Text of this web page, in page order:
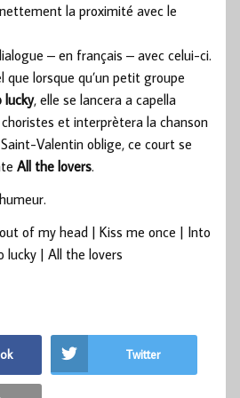
la proximité avec le
– en français – avec celui-ci.
que lorsque qu’un petit groupe
lucky, elle se lancera a capella
et interprètera la chanson
Valentin oblige, ce court se
All the lovers.
of my head | Kiss me once | Into
lucky | All the lovers
Twitter